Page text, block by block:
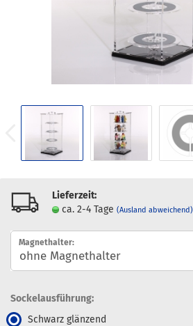
Lieferzeit:
ca. 2-4 Tage (Ausland abweichend)
Magnethalter:
Sockelausführung:
Schwarz glänzend